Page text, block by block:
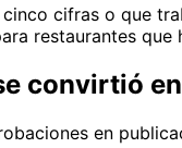
cifras o que
restaurantes que
convirtió
en